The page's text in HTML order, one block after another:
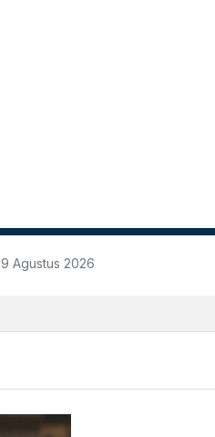
9 Agustus 2026